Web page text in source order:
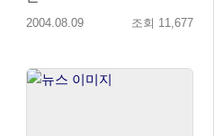
2004.08.09 조회 11,677